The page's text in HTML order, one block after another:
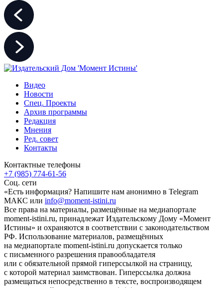
Видео
Новости
Спец. Проекты
Архив программы
Редакция
Мнения
Ред. совет
Контакты
Контактные телефоны
+7 (985) 774-61-56
Соц. сети
«Есть информация? Напишите нам анонимно в Telegram
МАКС или info@moment-istini.ru
Все права на материалы, размещённые на медиапортале
moment-istini.ru, принадлежат Издательскому Дому «Момент
Истины» и охраняются в соответствии с законодательством
РФ. Использование материалов, размещённых
на медиапортале moment-istini.ru допускается только
с письменного разрешения правообладателя
или с обязательной прямой гиперссылкой на страницу,
с которой материал заимствован. Гиперссылка должна
размещаться непосредственно в тексте, воспроизводящем